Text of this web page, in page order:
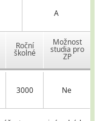
A
Roční
školné
Možnost
studia pro
ZP
3000 Ne